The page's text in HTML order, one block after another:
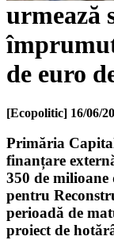
urmează
de euro
[Ecopolitic] 16/06/
Primăria
finanțare
350 de milioane
pentru
perioadă de
proiect de